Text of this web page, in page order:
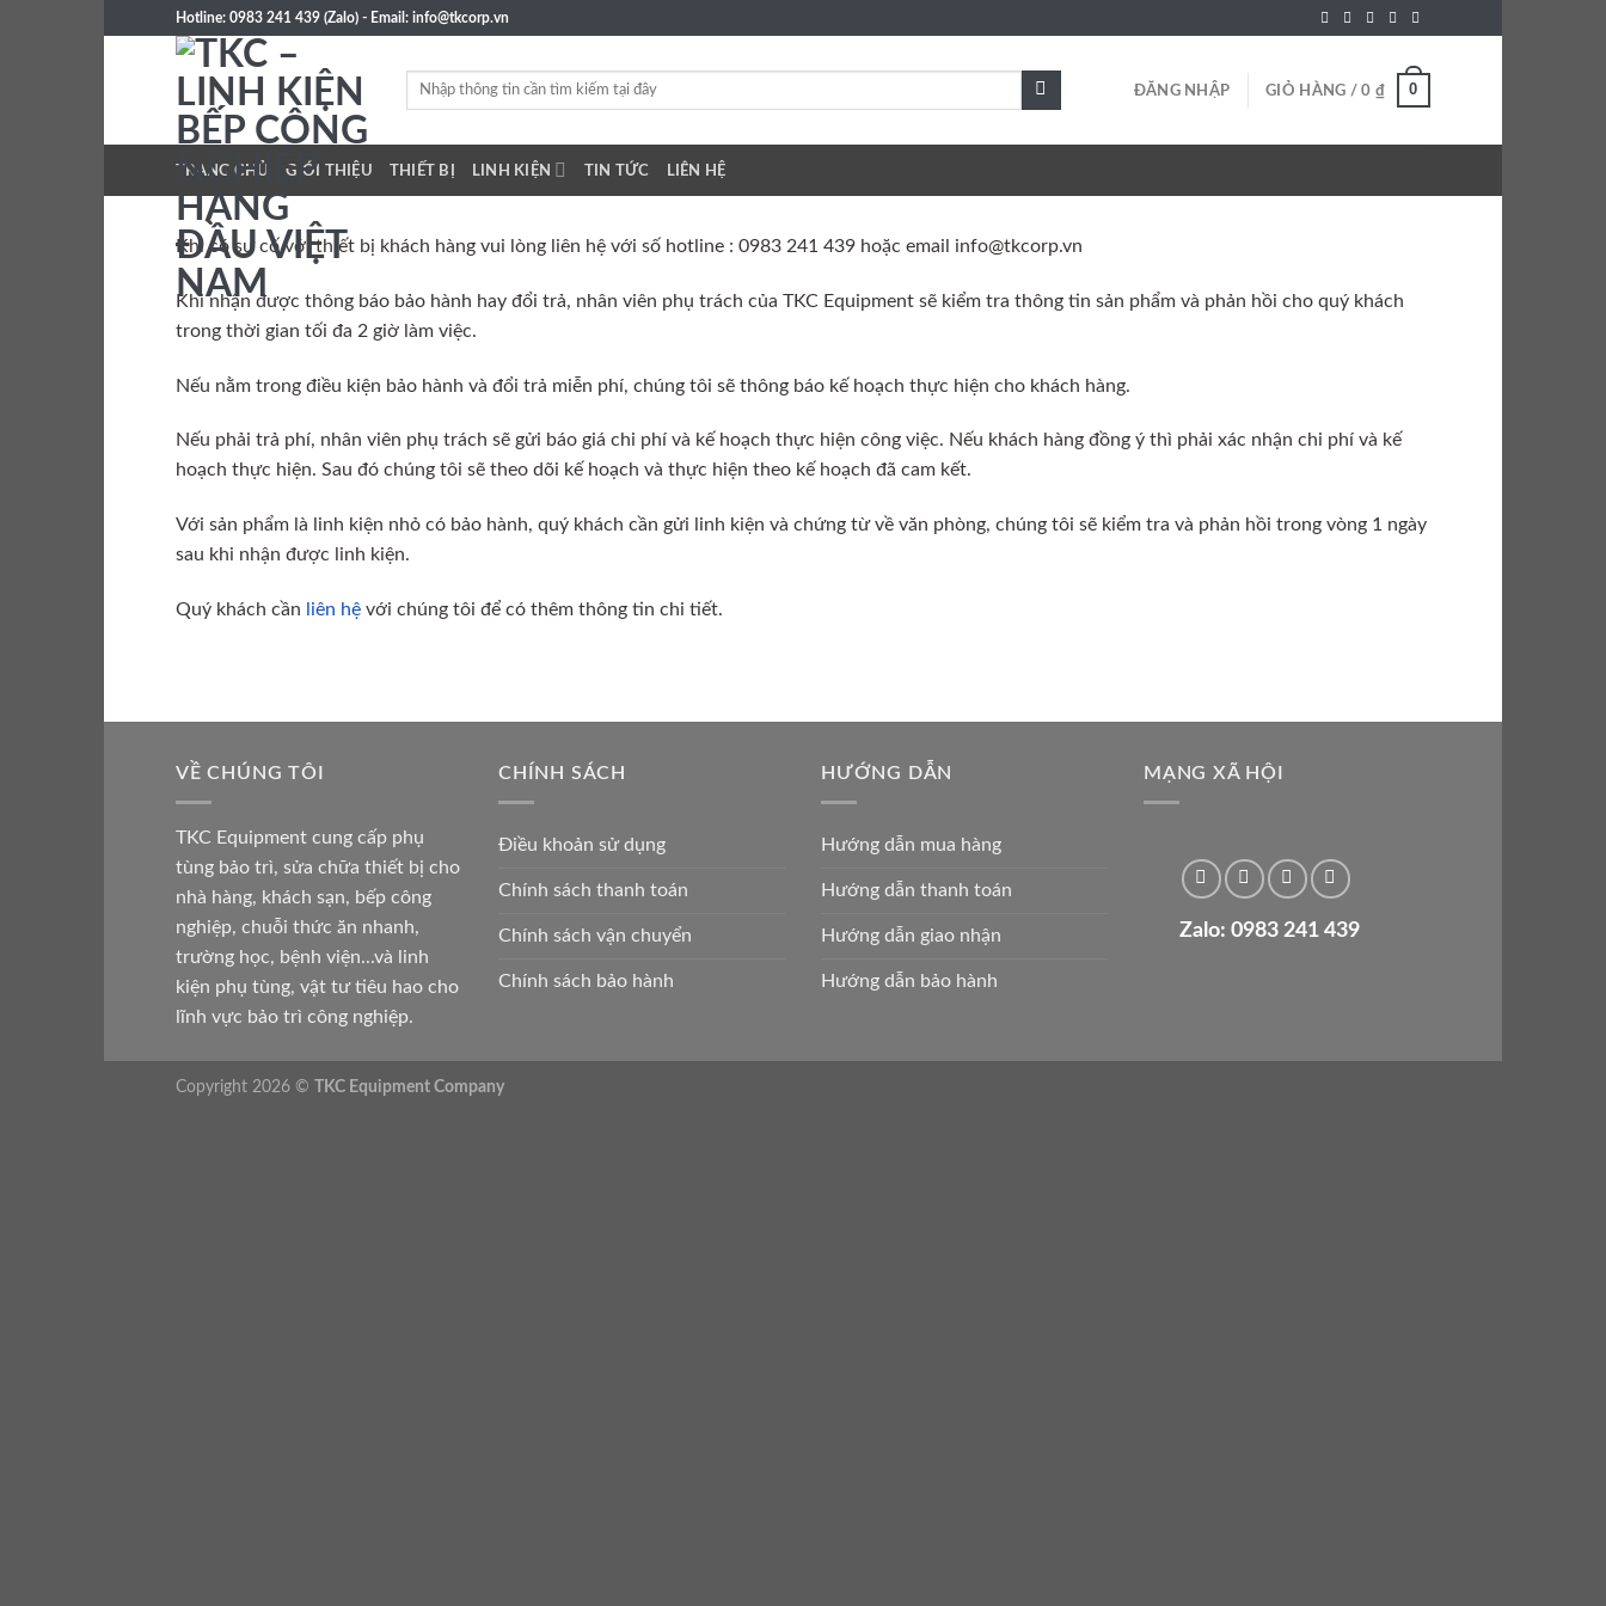
Hotline: 0983 241 439 (Zalo) - Email: info@tkcorp.vn
Tìm
ĐĂNG NHẬP GIỎ HÀNG /0 ₫ 0
TRANG CHỦ GIỚI THIỆU THIẾT BỊ LINH KIỆN TIN TỨC LIÊN HỆ
Khi có sự cố với thiết bị khách hàng vui lòng liên hệ với số hotline : 0983 241 439 hoặc email info@tkcorp.vn
Khi nhận được thông báo bảo hành hay đổi trả, nhân viên phụ trách của TKC Equipment sẽ kiểm tra thông tin sản phẩm và phản hồi cho quý khách
trong thời gian tối đa 2 giờ làm việc.
Nếu nằm trong điều kiện bảo hành và đổi trả miễn phí, chúng tôi sẽ thông báo kế hoạch thực hiện cho khách hàng.
Nếu phải trả phí, nhân viên phụ trách sẽ gửi báo giá chi phí và kế hoạch thực hiện công việc. Nếu khách hàng đồng ý thì phải xác nhận chi phí và kế
hoạch thực hiện. Sau đó chúng tôi sẽ theo dõi kế hoạch và thực hiện theo kế hoạch đã cam kết.
Với sản phẩm là linh kiện nhỏ có bảo hành, quý khách cần gửi linh kiện và chứng từ về văn phòng, chúng tôi sẽ kiểm tra và phản hồi trong vòng 1 ngày
sau khi nhận được linh kiện.
Quý khách cần liên hệ với chúng tôi để có thêm thông tin chi tiết.
VỀ CHÚNG TÔI
TKC Equipment cung cấp phụ
tùng bảo trì, sửa chữa thiết bị cho
nhà hàng, khách sạn, bếp công
nghiệp, chuỗi thức ăn nhanh,
trường học, bệnh viện...và linh
kiện phụ tùng, vật tư tiêu hao cho
lĩnh vực bảo trì công nghiệp.
CHÍNH SÁCH
Điều khoản sử dụng
Chính sách thanh toán
Chính sách vận chuyển
Chính sách bảo hành
HƯỚNG DẪN
Hướng dẫn mua hàng
Hướng dẫn thanh toán
Hướng dẫn giao nhận
Hướng dẫn bảo hành
MẠNG XÃ HỘI
Zalo: 0983 241 439
Copyright 2026 © TKC Equipment Company